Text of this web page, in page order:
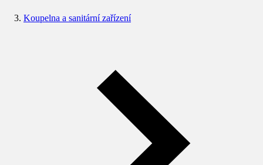
Koupelna a sanitární zařízení